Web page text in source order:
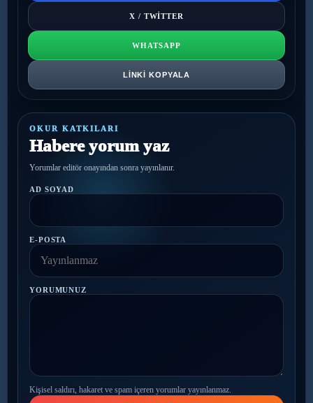
X / TWITTER
WHATSAPP
LINKI KOPYALA
OKUR KATKILARI
Habere yorum yaz
Yorumlar editör onayından sonra yayınlanır.
AD SOYAD
E-POSTA
YORUMUNUZ
Kişisel saldırı, hakaret ve spam içeren yorumlar yayınlanmaz.